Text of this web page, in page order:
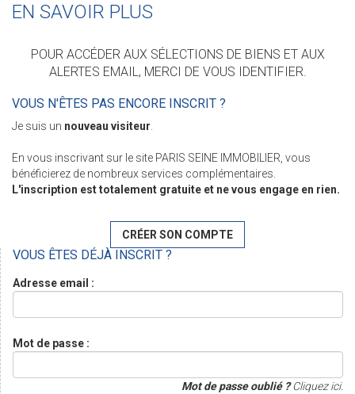
EN SAVOIR PLUS
POUR ACCÉDER AUX SÉLECTIONS DE BIENS ET AUX
ALERTES EMAIL, MERCI DE VOUS IDENTIFIER.
VOUS N'ÊTES PAS ENCORE INSCRIT ?
Je suis un nouveau visiteur.
En vous inscrivant sur le site PARIS SEINE IMMOBILIER, vous
bénéficierez de nombreux services complémentaires.
L'inscription est totalement gratuite et ne vous engage en rien.
CRÉER SON COMPTE
VOUS ÊTES DÉJÀ INSCRIT ?
Adresse email :
Mot de passe :
Mot de passe oublié ?Cliquez ici.